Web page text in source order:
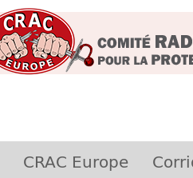
CRAC Europe